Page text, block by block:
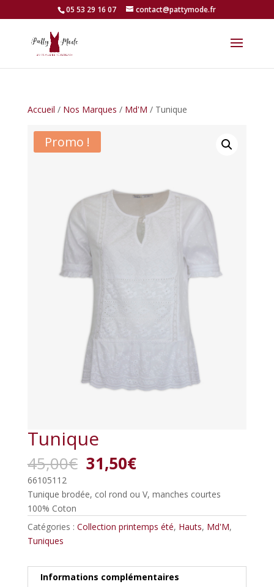
05 53 29 16 07 contact@pattymode.fr
Accueil / Nos Marques / Md'M / Tunique
Promo !
Tunique
45,00€ Le
prix
initial
était :
45,00€.
31,50€Le
prix
actuel
est :
31,50€.
66105112
Tunique brodée, col rond ou V, manches courtes
100% Coton
Catégories : Collection printemps été, Hauts, Md'M,
Tuniques
Informations complémentaires